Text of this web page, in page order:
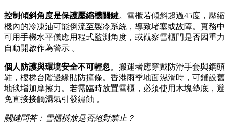
控制傾斜角度是保護壓縮機關鍵。雪櫃若傾斜超過45度，壓縮
機內的冷凍油可能倒流至製冷系統，導致堵塞或故障。實務中
可用手機水平儀應用程式監測角度，或觀察雪櫃門是否因重力
自動開啟作為警示 。
個人防護與環境安全不可輕忽。搬運者應穿戴防滑手套與鋼頭
鞋，樓梯台階邊緣貼防撞條。香港雨季地面濕滑時，可鋪設舊
地毯增加摩擦力。若需臨時放置雪櫃，必須使用木塊墊底，避
免直接接觸濕氣引發鏽蝕 。
關鍵問答：雪櫃橫放是否絕對禁止？